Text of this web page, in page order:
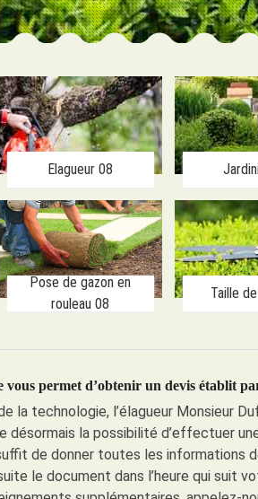
Elagueur 08
Pose de gazon en
rouleau 08
Taille
vous permet d’obtenir un devis établit
la technologie, l’élagueur Monsieur
la possibilité d’effectuer
de donner toutes les informations
le document dans l’heure qui suit